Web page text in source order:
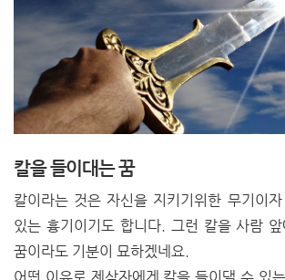
칼을 들이대는 꿈
칼이라는 것은 자신을 지키기위한 무기이
있는 흉기이기도 합니다. 그런 칼을 사람
꿈이라도 기분이 묘하겠네요.